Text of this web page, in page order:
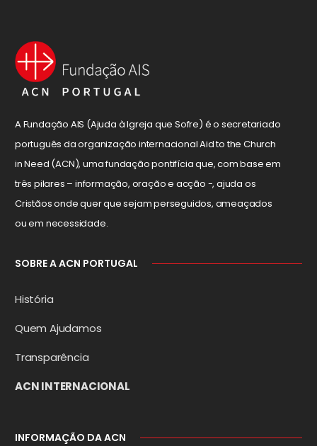
A Fundação AIS (Ajuda à Igreja que Sofre) é o secretariado
português da organização internacional Aid to the Church
in Need (ACN), uma fundação pontifícia que, com base em
três pilares – informação, oração e acção -, ajuda os
Cristãos onde quer que sejam perseguidos, ameaçados
ou em necessidade.
SOBRE A ACN PORTUGAL
História
Quem Ajudamos
Transparência
ACN INTERNACIONAL
INFORMAÇÃO DA ACN